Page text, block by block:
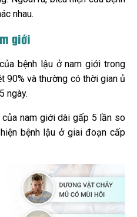
nhau.
giới
bệnh lậu ở nam giới trong
90% vàthường có thời gian ủ
ngày.
nam giới dài gấp 5 lần so
bệnh lậu ở giai đoạn cấp